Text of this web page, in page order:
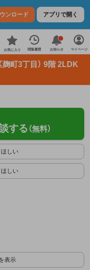
ンロード アプリで開く
お気に入り 閲覧履歴 お知らせ マイページ
町3丁目） 9階 2LDK
する （無料）
しい
しい
表示